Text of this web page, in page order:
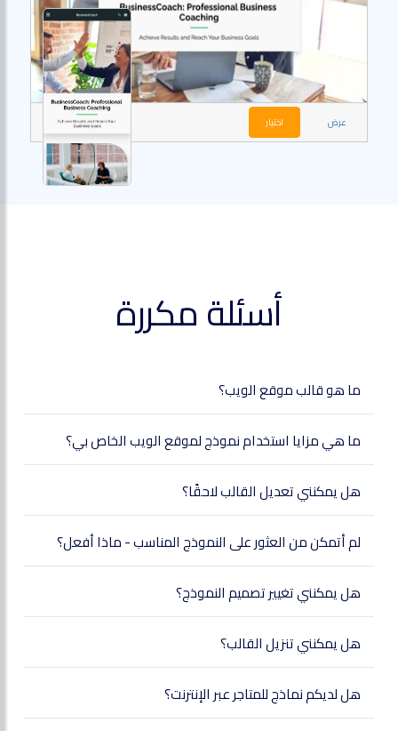
عرض اختيار
أسئلة مكررة
ما هو قالب موقع الويب؟
ما هي مزايا استخدام نموذج لموقع الويب الخاص بي؟
هل يمكنني تعديل القالب لاحقًا؟
لم أتمكن من العثور على النموذج المناسب - ماذا أفعل؟
هل يمكنني تغيير تصميم النموذج؟
هل يمكنني تنزيل القالب؟
هل لديكم نماذج للمتاجر عبر الإنترنت؟